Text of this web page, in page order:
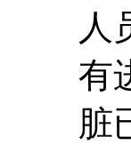
人
有
脏